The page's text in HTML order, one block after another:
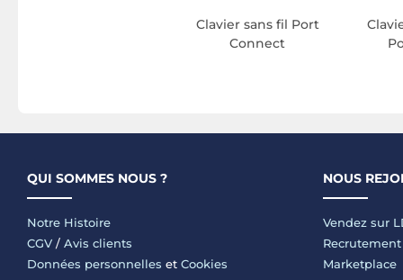
Clavier sans fil Port
Connect
QUI SOMMES NOUS ?
Notre Histoire
CGV / Avis clients
Données personnelles et Cookies
NOUS
Vendez sur
Recrutement
Marketplace